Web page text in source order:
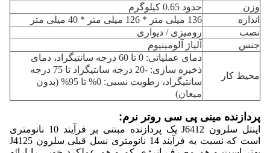
وزن
حدود 0.65 کیلوگرم
اندازه
136 میلی متر * 126 میلی متر * 40 میلی متر
نصب
رومیزی / دیواری
جنس
آلیاژ آلومینیوم
محیط کار
دمای عملیاتی: 0 تا 60 درجه سانتیگراد، دمای
ذخیره سازی: -20 درجه سانتیگراد تا 75 درجه
سانتیگراد، رطوبت نسبی: 0% تا 95% (بدون
میعان)
پردازنده مینی پی سی روتر نرم:
اینتل سلرون J6412 یک پردازنده مبتنی بر فرآیند 10 نانومتری
است که نسبت به فرآیند 14 نانومتری نسل قبلی سلرون J4125